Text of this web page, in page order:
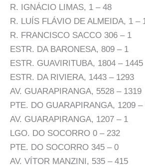
R. IGNÁCIO LIMAS, 1 – 48
R. LUÍS FLÁVIO DE ALMEIDA, 1 –
R. FRANCISCO SACCO 306 – 1
ESTR. DA BARONESA, 809 – 1
ESTR. GUAVIRITUBA, 1804 – 1445
ESTR. DA RIVIERA, 1443 – 1293
AV. GUARAPIRANGA, 5528 – 1319
PTE. DO GUARAPIRANGA, 1209 –
AV. GUARAPIRANGA, 1207 – 1
LGO. DO SOCORRO 0 – 232
PTE. DO SOCORRO 345 – 0
AV. VÍTOR MANZINI, 535 – 415